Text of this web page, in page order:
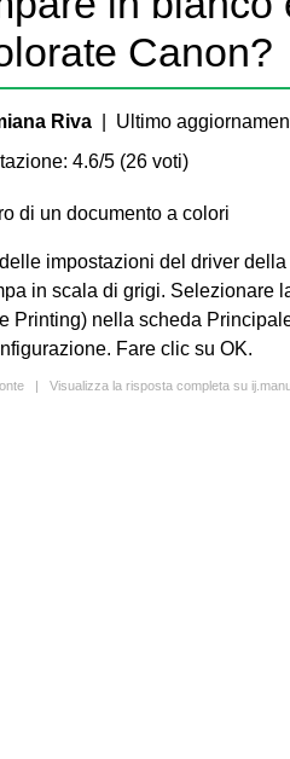
Canon?
Riva | Ultimo
4.6/5 (26 voti)
di un documento a colori
impostazioni del driver della
in scala di grigi. Selezionare
Printing) nella scheda
Fare clic su OK.
| Visualizza la risposta completa su